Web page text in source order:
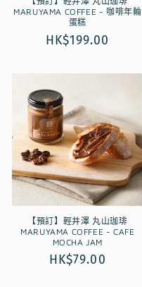
MARUYAMA COFFEE - 咖啡年輪
蛋糕
定
HK$199.00
【預訂】輕井澤 丸山珈琲
MARUYAMA COFFEE - CAFE
MOCHA JAM
定
HK$79.00